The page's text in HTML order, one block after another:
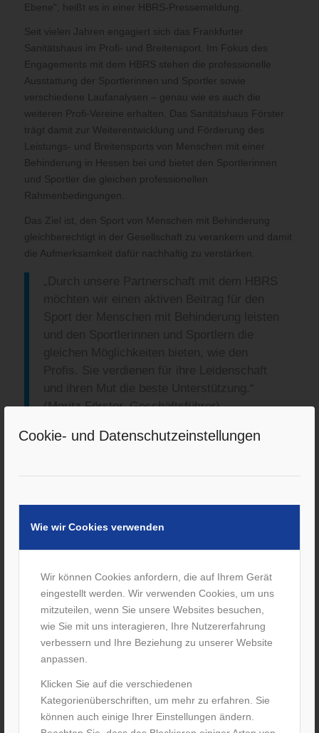
Cookie- und Datenschutzeinstellungen
Wie wir Cookies verwenden
Wir können Cookies anfordern, die auf Ihrem Gerät
eingestellt werden. Wir verwenden Cookies, um uns
mitzuteilen, wenn Sie unsere Websites besuchen,
wie Sie mit uns interagieren, Ihre Nutzererfahrung
verbessern und Ihre Beziehung zu unserer Website
anpassen.
Klicken Sie auf die verschiedenen
Kategorienüberschriften, um mehr zu erfahren. Sie
können auch einige Ihrer Einstellungen ändern.
Ebene“, heißt es in einer HBRS-Pressemeldung.
Seit vielen Jahren engagiert sich das Frankfurter
Sanitätshaus im Profi- und Breitensport. Im Fokus des
Engagements mit dem HBRS stehen die professionelle
Ausstattung der Sportlerinnen und Sportler sowie
verschiedene Laufanalysen – genau wie es auch die
weiteren Profi-Vereine erhalten. Das Sanitätshaus Förster
trägt damit zur Weiterentwicklung und Förderung des
Leistungs- und Breitensports von Menschen mit einer
Behinderung in Hessen bei und bietet den Sportlerinnen
und Sportler die gleichen professionellen
Rahmenbedingungen.
Das Ziel ist, den Sport von Menschen mit Behinderung
gleichberechtigt in der Gesellschaft zu verankern und damit
die Aufmerksamkeit dafür nachhaltig zu verstärken.
(Moritz Förster, Geschäftsführer)
Hans-Jörg Klaudy, HBRS Vizepräsident Finanzen und Leiter
Unsere Bundes- und Landeskader-
Athletinnen und -athleten sind auf einem
es sehr, mit dem Sanitätshaus Förster
zukünftig einen erfahrenen
Gesundheitspartner an unserer Seite zu
haben. Ich bin mir sicher, dass wir eine
Partnerschaft leben werden, die einen
Breitensport im HBRS hat. Und in Hessen
wahrgenommen werden wird.“